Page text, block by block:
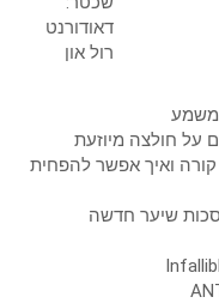
משמע
ואיך אפשר להפחית
שיער חדשה